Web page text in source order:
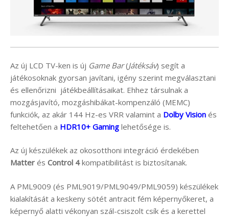
Az új LCD TV-ken is új Game Bar(Játéksáv) segít a
játékosoknak gyorsan javítani, igény szerint megválasztani
és ellenőrizni játékbeállításaikat. Ehhez társulnak a
mozgásjavító, mozgáshibákat-kompenzáló (MEMC)
funkciók, az akár 144 Hz-es VRR valamint a Dolby Vision és
feltehetően a HDR10+ Gaming lehetősége is.
Az új készülékek az okosotthoni integráció érdekében
Matter és Control 4kompatibilitást is biztosítanak.
A PML9009 (és PML9019/PML9049/PML9059) készülékek
kialakítását a keskeny sötét antracit fém képernyőkeret, a
képernyő alatti vékonyan szál-csiszolt csík és a kerettel